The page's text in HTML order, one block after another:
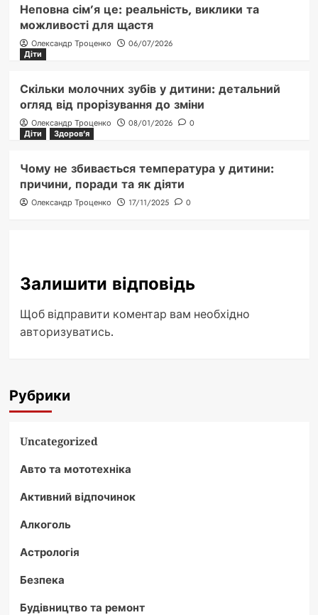
Неповна сім’я це: реальність, виклики та
можливості для щастя
Олександр Троценко
06/07/2026
Діти
Скільки молочних зубів у дитини: детальний
огляд від прорізування до зміни
Олександр Троценко 08/01/2026
0
Діти
Здоров'я
Чому не збивається температура у дитини:
причини, поради та як діяти
Олександр Троценко 17/11/2025 0
Залишити відповідь
Щоб відправити коментар вам необхідно
авторизуватись.
Рубрики
Uncategorized
Авто та мототехніка
Активний відпочинок
Алкоголь
Астрологія
Безпека
Будівництво та ремонт